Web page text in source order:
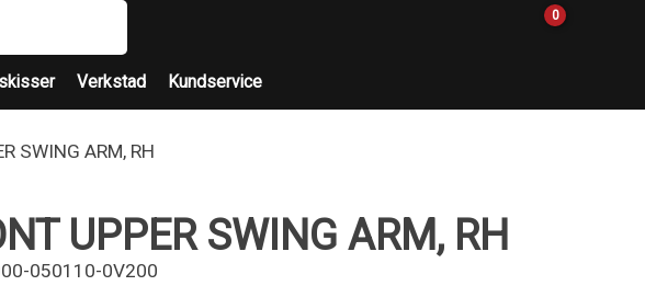
0
Verkstad Kundservice
SWING ARM, RH
UPPER SWING ARM, RH
050110-0V200